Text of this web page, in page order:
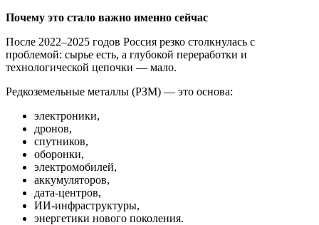
Почему это стало важно именно сейчас
После 2022–2025 годов Россия резко столкнулась с
проблемой: сырье есть, а глубокой переработки и
технологической цепочки — мало.
Редкоземельные металлы (РЗМ) — это основа:
электроники,
дронов,
спутников,
оборонки,
электромобилей,
аккумуляторов,
дата-центров,
ИИ-инфраструктуры,
энергетики нового поколения.